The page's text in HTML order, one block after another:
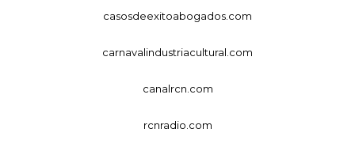
casosdeexitoabogados.com
carnavalindustriacultural.com
canalrcn.com
rcnradio.com